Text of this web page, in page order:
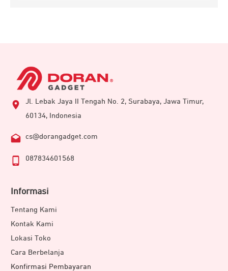
Jl. Lebak Jaya II Tengah No. 2, Surabaya, Jawa Timur,
60134, Indonesia
cs@dorangadget.com
087834601568
Informasi
Tentang Kami
Kontak Kami
Lokasi Toko
Cara Berbelanja
Konfirmasi Pembayaran